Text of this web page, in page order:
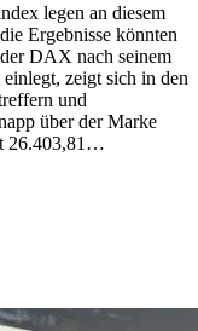
legen an diesem
Ergebnisse könnten
DAX nach seinem
zeigt sich in den
und
über der Marke
26.403,81…